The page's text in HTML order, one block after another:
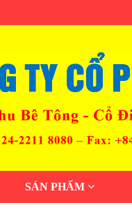
SẢN PHẨM